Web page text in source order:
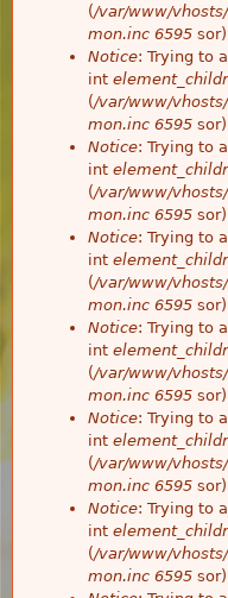
(/var/www/
mon.inc 6595
Notice: Trying to
int
(/var/www/
mon.inc 6595
Notice: Trying to
int
(/var/www/
mon.inc 6595
Notice: Trying to
int
(/var/www/
mon.inc 6595
Notice: Trying to
int
(/var/www/
mon.inc 6595
Notice: Trying to
int
(/var/www/
mon.inc 6595
Notice: Trying to
int
(/var/www/
mon.inc 6595